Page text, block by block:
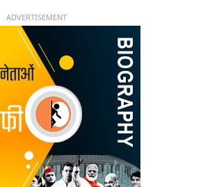
ADVERTISEMENT